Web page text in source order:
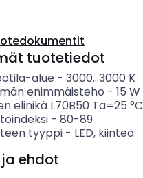
tuotetiedot
alue - 3000...3000 K
enimmäisteho - 15 W
elinikä L70B50 Ta=25 °C
- 80-89
tyyppi- LED, kiinteä
ehdot